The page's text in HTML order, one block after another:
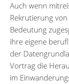
Auch wenn
Rekrutierung
Bedeutung
ihre eigene
der
Vortrag die
im